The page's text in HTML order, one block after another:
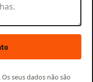
Os seus dados não são